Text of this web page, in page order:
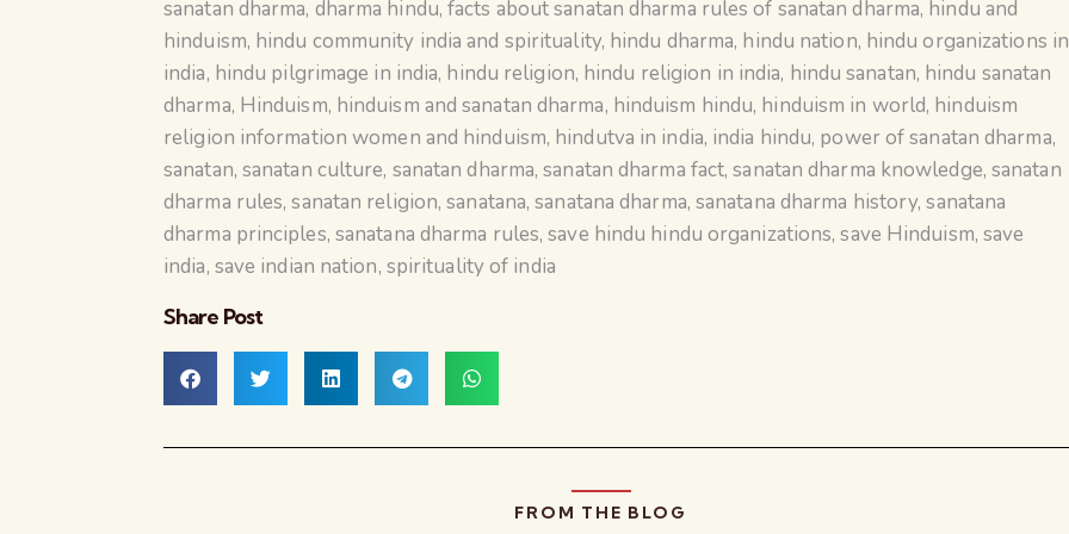
sanatan dharma, dharma hindu,facts about sanatan dharma rules of sanatan dharma, hindu and
hinduism, hindu community india and spirituality, hindu dharma, hindu nation, hindu organizations in
india, hindu pilgrimage in india, hindu religion, hindu religion in india, hindu sanatan, hindu sanatan
dharma, Hinduism, hinduism and sanatan dharma, hinduism hindu, hinduism in world, hinduism
religion information women and hinduism, hindutva in india, india hindu, power of sanatan dharma,
sanatan, sanatan culture, sanatan dharma,sanatan dharma fact,sanatan dharma knowledge, sanatan
dharma rules,sanatan religion,sanatana,sanatana dharma, sanatana dharma history,sanatana
dharma principles, sanatana dharma rules,save hindu hindu organizations,save Hinduism, save
india, save indian nation, spirituality of india
Share Post
FROM THE BLOG